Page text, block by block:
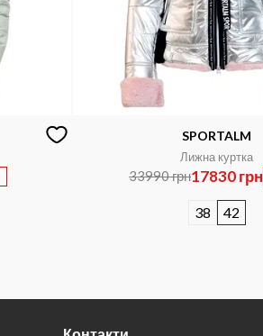
SPORTALM
Лижна куртка
33990 грн17830 грн
38 42